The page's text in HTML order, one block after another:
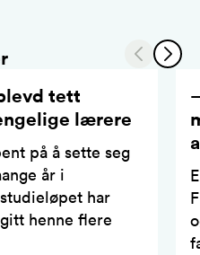
tett
lærere
på å sette seg
år i
har
henne flere